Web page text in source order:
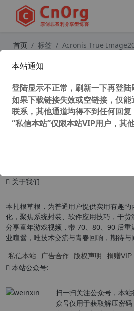
首页 标签 Acronis True
ffice (系统备份
关于我们
本扎根草根，为普通用户提供实用有趣的
化，聚焦系统封装、软件应用技巧，干
分享童年游戏视频，带 70、80、90 后重
业喧嚣，唯技术交流与青春回响，期待与
私信本站 广告合作 版权声明 捐赠VIP
本站公众号:
扫一扫关注公众号，本站
众号仅用于获取解压密码
本站通知
登陆显示不正常，刷新一下再登陆
如果下载链接失效或空链接，仅
联系，其他通道均得不到任何回
“私信本站”仅限本站VIP用户，其